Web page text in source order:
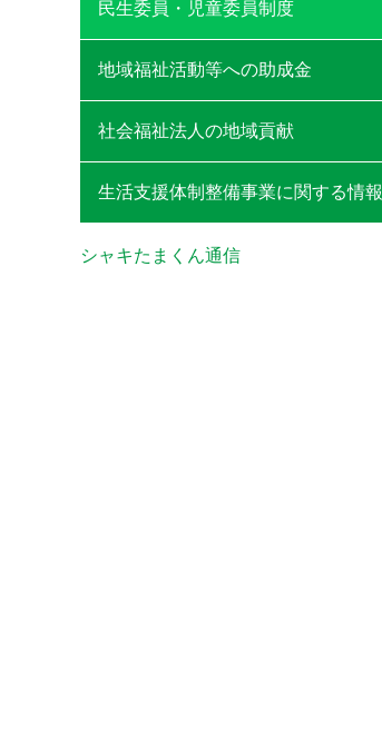
民生委員・児童委員制度
地域福祉活動等への助成金
社会福祉法人の地域貢献
生活支援体制整備事業に関する情報
シャキたまくん通信